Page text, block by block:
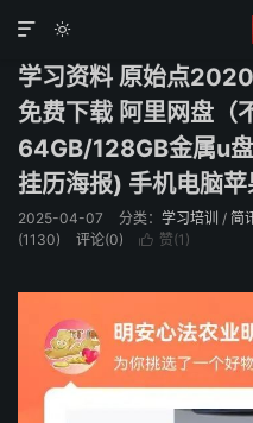


学习培训
学习资料 原始点
免费下载 阿里网盘（
64GB/128GB金属u
挂历海报) 手机电脑
2025-04-07 分类： 学习培训 / 简
(1130)
评论(0)  赞(1 )